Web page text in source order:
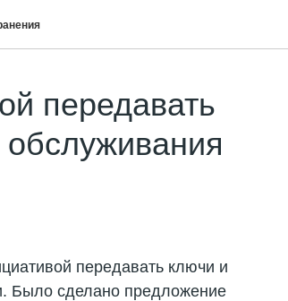
передавать
передавать ключи и
Было сделано предложение